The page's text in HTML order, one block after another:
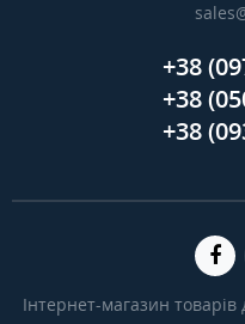
+38
+38
+38
Інтернет-магазин